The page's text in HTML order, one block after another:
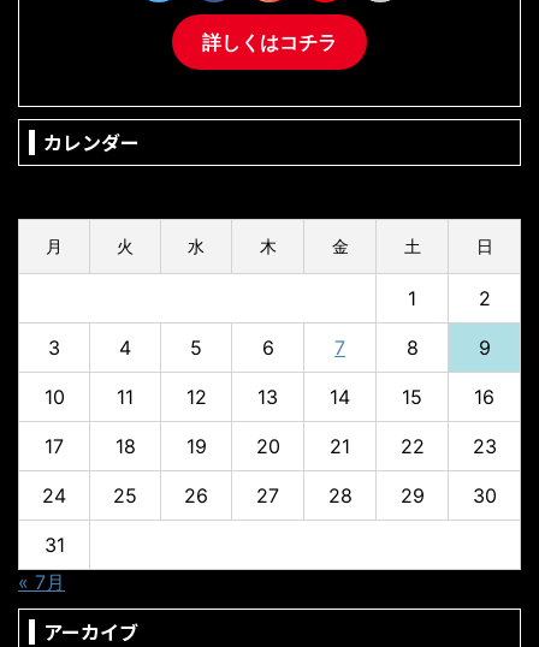
詳しくはコチラ
カレンダー
月 火 水 木 金 土 日
1 2
3 4 5 6 7 8 9
10 11 12 13 14 15 16
17 18 19 20 21 22 23
24 25 26 27 28 29 30
31
« 7月
アーカイブ